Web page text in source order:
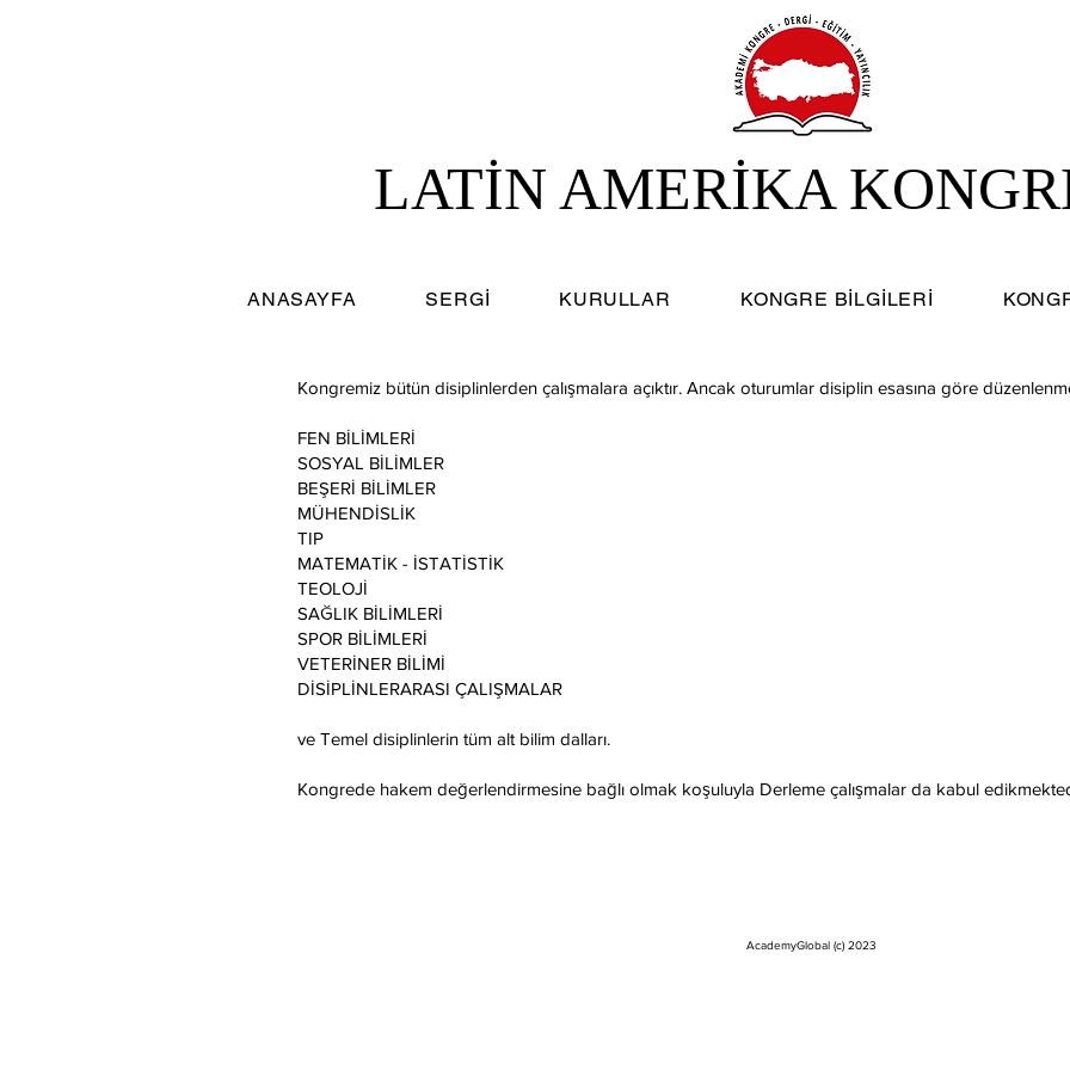
LATİN AMERİKA
ANASAYFA SERGİ KURULLAR KONGRE BİLGİLERİ
Kongremiz bütün disiplinlerden çalışmalara açıktır. Ancak oturumlar disiplin esasına göre
FEN BİLİMLERİ
SOSYAL BİLİMLER
BEŞERİ BİLİMLER
MÜHENDİSLİK
TIP
MATEMATİK - İSTATİSTİK
TEOLOJİ
SAĞLIK BİLİMLERİ
SPOR BİLİMLERİ
VETERİNER BİLİMİ
DİSİPLİNLERARASI ÇALIŞMALAR
ve Temel disiplinlerin tüm alt bilim dalları.
Kongrede hakem değerlendirmesine bağlı olmak koşuluyla Derleme çalışmalar da kabul
AcademyGlobal (c) 2023